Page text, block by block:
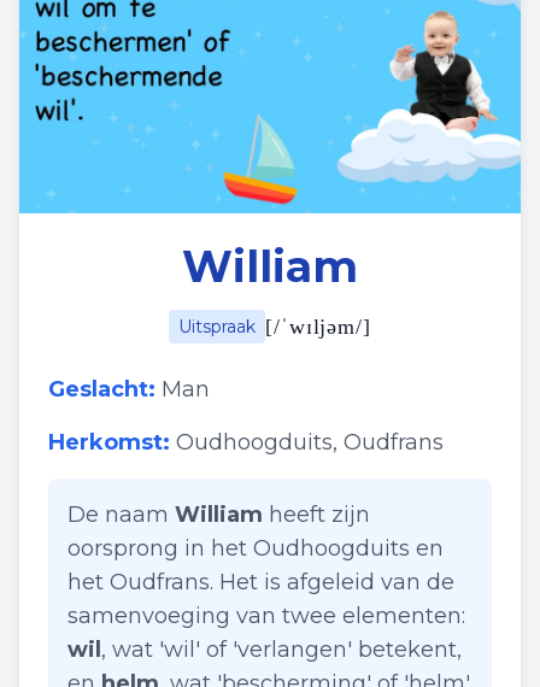
William
Uitspraak [/ˈwɪljəm/]
Geslacht: Man
Herkomst: Oudhoogduits, Oudfrans
De naam William heeft zijn
oorsprong in het Oudhoogduits en
het Oudfrans. Het is afgeleid van de
samenvoeging van twee elementen:
wil , wat 'wil' of 'verlangen' betekent,